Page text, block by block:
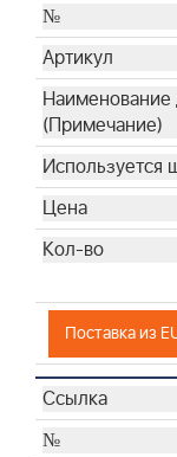
Поставка из